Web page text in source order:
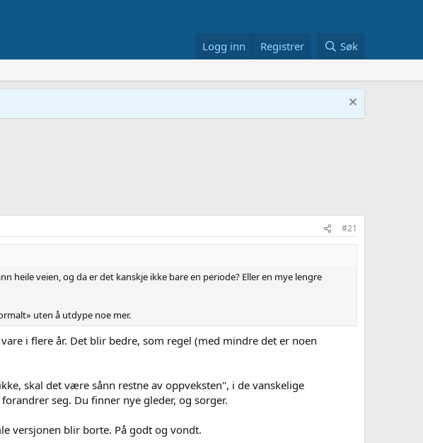
Logg inn Registrer Søk
#21
heile veien, og da er det kanskje ikke bare en periode? Eller en mye lengre
uten å utdype noe mer.
i flere år. Det blir bedre, som regel (med mindre det er noen
skal det være sånn restne av oppveksten", i de vanskelige
seg. Du finner nye gleder, og sorger.
versjonen blir borte. På godt og vondt.